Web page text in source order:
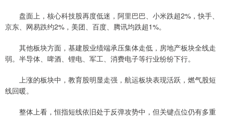
盘面上，核心科技股再度低迷，阿里巴巴、小米跌超2%，快手、
京东、网易跌约2%，美团、百度、腾讯均跌超1%。
其他板块方面，基建股业绩端承压集体走低，房地产板块全线走
弱。半导体、啤酒、锂电、军工、消费电子等行业纷纷下行。
上涨的板块中，教育股明显走强，航运板块表现活跃，燃气股短
线回暖。
整体上看，恒指短线依旧处于反弹攻势中，但关键点位仍有多重